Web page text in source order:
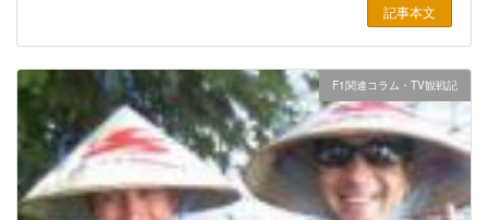
記事本文
F1関連コラム・TV観戦記